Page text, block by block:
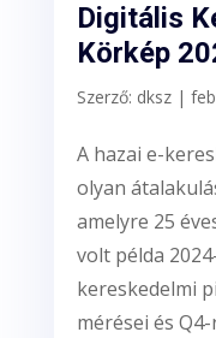
Digitális
Körkép
Szerző: dksz|
A hazai e-
olyan
amelyre 25
volt példa
kereskedelmi
mérései és